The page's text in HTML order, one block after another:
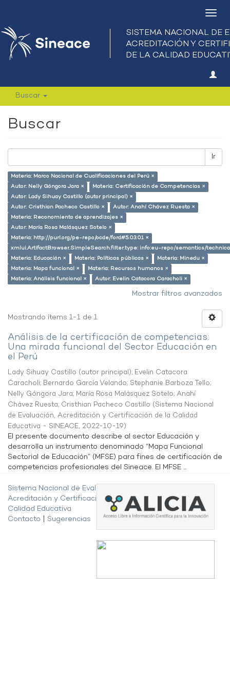
Buscar
Buscar
Ir
Materia: Marco Nacional de Cualificaciones del Perú ×
Autor: Nelly Góngora Jara ×
Materia: Certificación de Competencias ×
Autor: Lady Sihuay Castillo (autor principal) ×
Autor: Cristhian Pacheco Castillo ×
Autor: Anahí Chávez Ruesta ×
Materia: Reconomiento de aprendizajes ×
Autor: María Rosa Malásquez Sotelo ×
Materia: http://purl.org/pe-repo/ocde/ford#5.03.01 ×
xmlui.ArtifactBrowser.SimpleSearch.filter.type: info:eu-repo/semantics/
Materia: Educación ×
Materia: Políticas públicas ×
Materia: Minedu ×
Materia: Mapa funcional ×
Materia: Recursos humanos ×
Materia: Análisis funcional ×
Autor: Evelin Catacora Caracholi ×
Mostrar filtros avanzados
Mostrando ítems 1-1 de 1
Análisis de la certificación de competencias:
Una mirada funcional del Sector Educación en
el Perú
Lady Sihuay Castillo (autor principal); Evelin Catacora
Caracholi; Bernardo García Velando; Stephanie Barboza Tello;
Nelly Góngora Jara; María Rosa Malásquez Sotelo; Anahí
Chávez Ruesta; Cristhian Pacheco Castillo (Sistema Nacional
de Evaluación, Acreditación y Certificación de la Calidad
Educativa - SINEACE, 2022-10-19)
El presente documento describe al sector Educación y
desarrolla un instrumento denominado “Mapa Funcional
Sectorial de Educación” (MFSE) para fines de certificación de
competencias profesionales del Sineace. El MFSE ...
Sistema Nacional de Evaluación,
Acreditación y Certificación de la
Calidad Educativa
Contacto
Sugerencias